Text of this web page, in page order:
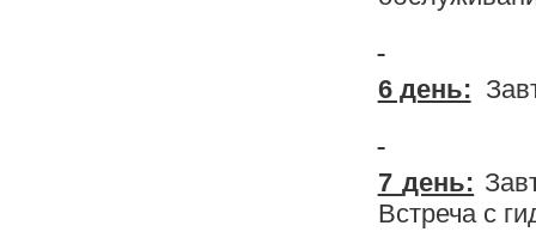
6 день:
7день:
Встреча с